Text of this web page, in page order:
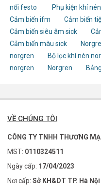
nối festo
Phụ kiện khí
Cảm biến ifm
Cảm biến
Cảm biến siêu âm sick
Cảm biến màu sick
norgren
Bộ lọc khí nén
norgren
Norgren
VỀ CHÚNG TÔI
CÔNG TY TNHH THƯƠNG
MST: 0110324511
Ngày cấp: 17/04/2023
Nơi cấp: Sở KH&DT TP. Hà Nội